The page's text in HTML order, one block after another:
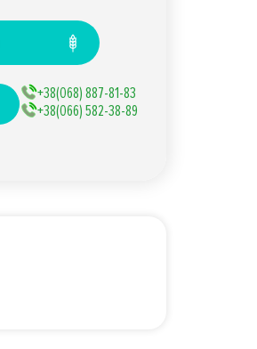
+38(068) 887-81-83
+38(066) 582-38-89